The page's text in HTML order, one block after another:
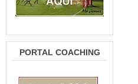
PORTAL COACHING